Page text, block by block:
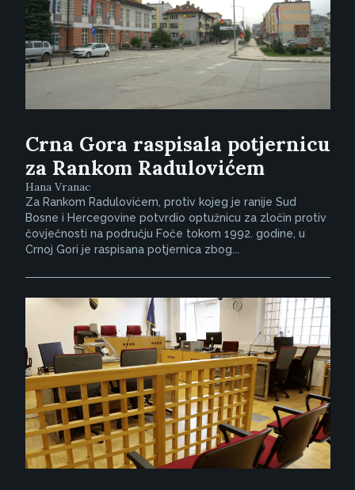
Crna Gora raspisala potjernicu
za Rankom Radulovićem
Hana Vranac
Za Rankom Radulovićem, protiv kojeg je ranije Sud
Bosne i Hercegovine potvrdio optužnicu za zločin protiv
čovječnosti na području Foče tokom 1992. godine, u
Crnoj Gori je raspisana potjernica zbog...